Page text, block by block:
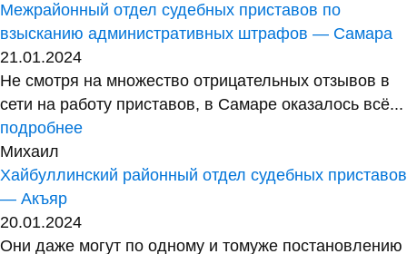
Межрайонный отдел судебных приставов по
взысканию административных штрафов — Самара
21.01.2024
Не смотря на множество отрицательных отзывов в
сети на работу приставов, в Самаре оказалось всё...
подробнее
Михаил
Хайбуллинский районный отдел судебных приставов
— Акъяр
20.01.2024
Они даже могут по одному и томуже постановлению